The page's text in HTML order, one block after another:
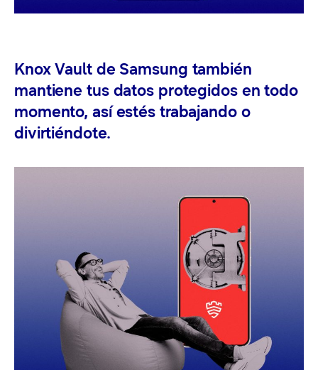
Knox Vault de Samsung también
mantiene tus datos protegidos en todo
momento, así estés trabajando o
divirtiéndote.